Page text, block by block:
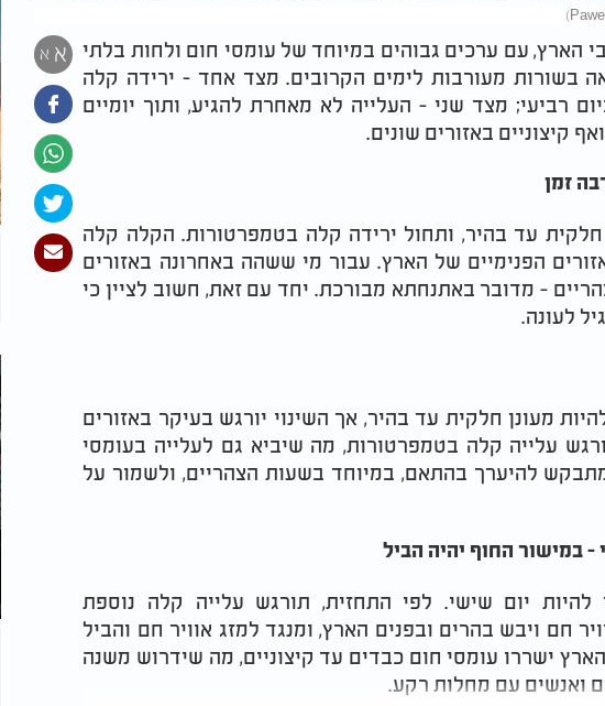
א א
הארץ, עם ערכים גבוהים במיוחד של עומסי חום ולחות בלתי
בשורות מעורבות לימים הקרובים. מצד אחד - ירידה קלה
רביעי; מצד שני - העלייה לא מאחרת להגיע, ותוך יומיים
קיצוניים באזורים שונים.
זמן
חלקית עד בהיר, ותחול ירידה קלה בטמפרטורות. הקלה קלה
הפנימיים של הארץ. עבור מי ששהה באחרונה באזורים
38 מעלות בצהריים - מדובר באתנחתא מבורכת. יחד עם זאת, חשוב לציין כי
לעונה.
מעונן חלקית עד בהיר, אך השינוי יורגש בעיקר באזורים
עלייה קלה בטמפרטורות, מה שיביא גם לעלייה בעומסי
להיערך בהתאם, במיוחד בשעות הצהריים, ולשמור על
- במישור החוף יהיה הביל
יום שישי. לפי התחזית, תורגש עלייה קלה נוספת
חם ויבש בהרים ובפנים הארץ, ומנגד למזג אוויר חם והביל
ישררו עומסי חום כבדים עד קיצוניים, מה שידרוש משנה
ואנשים עם מחלות רקע.